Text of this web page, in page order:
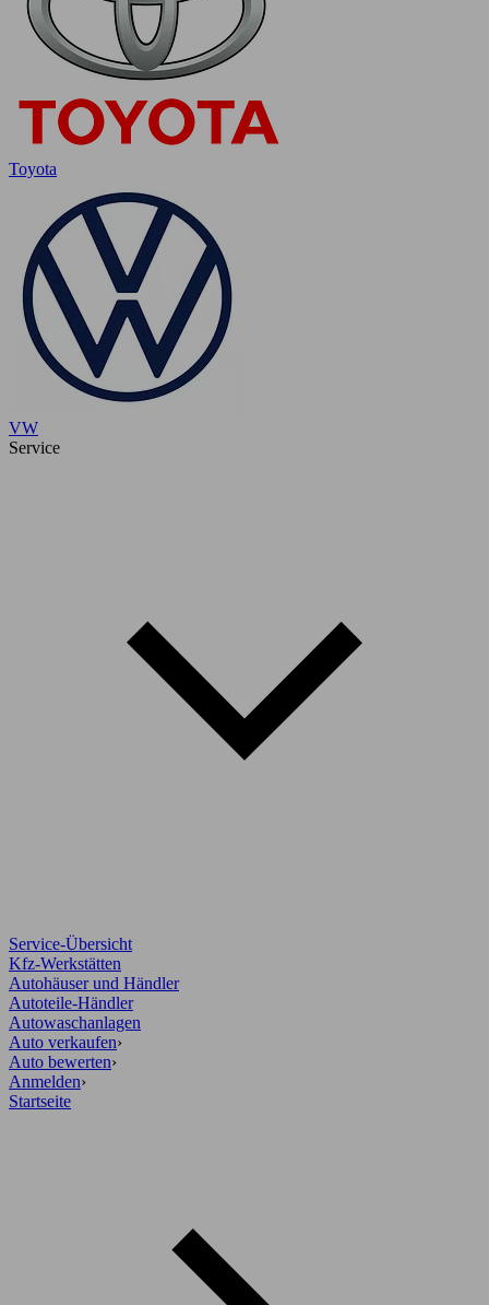
Toyota
VW
Service
Service-Übersicht
Kfz-Werkstätten
Autohäuser und Händler
Autoteile-Händler
Autowaschanlagen
Auto verkaufen›
Auto bewerten›
Anmelden›
Startseite